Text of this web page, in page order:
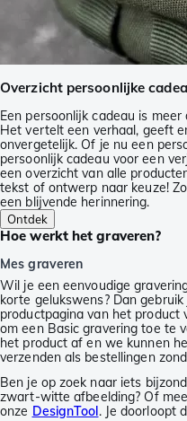
Overzicht persoonlijke
Een persoonlijk cadeau is
Het vertelt een verhaal, geeft
onvergetelijk. Of je nu een
persoonlijk cadeau voor een
een overzicht van alle
tekst of ontwerp naar keuze!
een blijvende herinnering.
Ontdek
Hoe werkt het graveren?
Mes graveren
Wil je een eenvoudige
korte gelukswens? Dan
productpagina van het product
om een Basic gravering toe te
het product af en we kunnen
verzenden als bestellingen
Ben je op zoek naar iets
zwart-witte afbeelding? Of
onze DesignTool. Je doorloopt